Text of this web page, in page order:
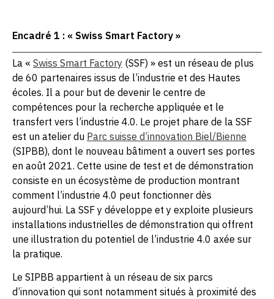
Encadré 1 : « Swiss Smart Factory »
La « Swiss Smart Factory (SSF) » est un réseau de plus
de 60 partenaires issus de l’industrie et des Hautes
écoles. Il a pour but de devenir le centre de
compétences pour la recherche appliquée et le
transfert vers l’industrie 4.0. Le projet phare de la SSF
est un atelier du Parc suisse d’innovation Biel/Bienne
(SIPBB), dont le nouveau bâtiment a ouvert ses portes
en août 2021. Cette usine de test et de démonstration
consiste en un écosystème de production montrant
comment l’industrie 4.0 peut fonctionner dès
aujourd’hui. La SSF y développe et y exploite plusieurs
installations industrielles de démonstration qui offrent
une illustration du potentiel de l’industrie 4.0 axée sur
la pratique.
Le SIPBB appartient à un réseau de six parcs
d’innovation qui sont notamment situés à proximité des